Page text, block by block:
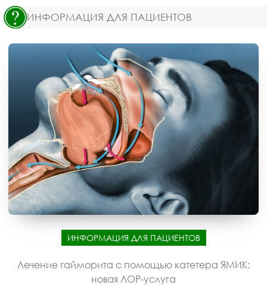
ИНФОРМАЦИЯ ДЛЯ ПАЦИЕНТОВ
ИНФОРМАЦИЯ ДЛЯ ПАЦИЕНТОВ
Лечение гайморита с помощью катетера ЯМИК:
новая ЛОР-услуга